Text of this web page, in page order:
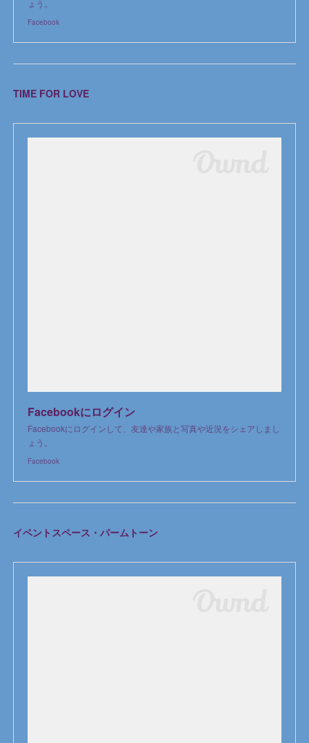
ょう。
Facebook
TIME FOR LOVE
Facebookにログイン
Facebookにログインして、友達や家族と写真や近況をシェアしまし
ょう。
Facebook
イベントスペース・パームトーン